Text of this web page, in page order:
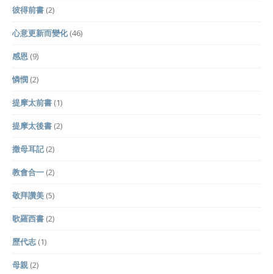
彼得前書 (2)
心意更新而變化(46)
感恩 (9)
憐憫 (2)
提摩太前書 (1)
提摩太後書 (2)
撒母耳記(2)
教會合一 (2)
敬拜讚美 (5)
歌羅西書 (2)
歷代志 (1)
母親 (2)